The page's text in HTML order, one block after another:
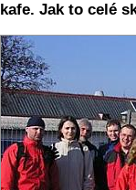
kafe. Jak to celé